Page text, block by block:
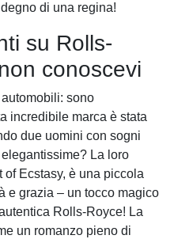
di una regina!
su Rolls-
conoscevi
sono
incredibile marca è stata
due uomini con sogni
La loro
Ecstasy, è una piccola
e grazia – un tocco magico
Rolls-Royce! La
un romanzo pieno di